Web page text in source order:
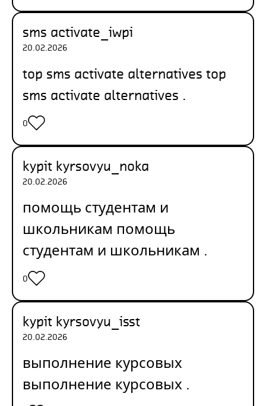
sms activate_iwpi
20.02.2026
top sms activate alternatives top
sms activate alternatives .
0
kypit kyrsovyu_noka
20.02.2026
помощь студентам и
школьникам помощь
студентам и школьникам .
0
kypit kyrsovyu_isst
20.02.2026
выполнение курсовых
выполнение курсовых .